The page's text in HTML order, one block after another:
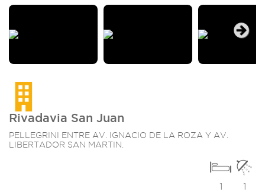
Rivadavia San Juan
PELLEGRINI ENTRE AV. IGNACIO DE LA ROZA Y AV.
LIBERTADOR SAN MARTIN.
1
1